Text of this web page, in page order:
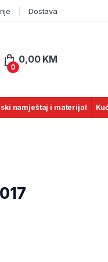
Dostava
0
0,00 KM
namještaj i materijal